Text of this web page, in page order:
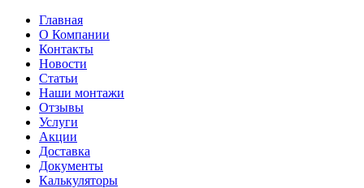
Главная
О Компании
Контакты
Новости
Статьи
Наши монтажи
Отзывы
Услуги
Акции
Доставка
Документы
Калькуляторы